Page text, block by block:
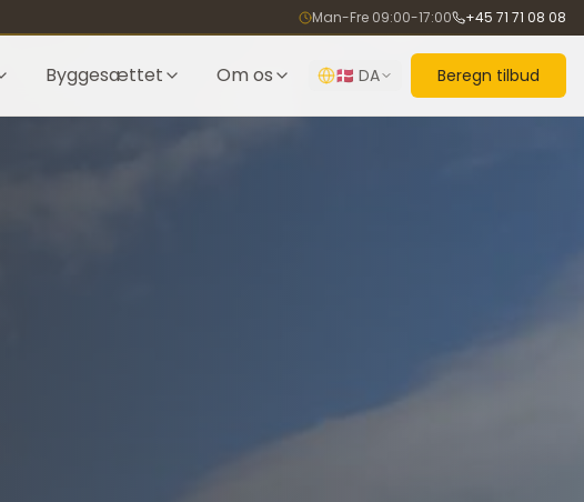
Man-Fre 09:00-17:00 +45 71 71 08 08
Byggesættet Om os 🇩🇰 DA Beregn tilbud